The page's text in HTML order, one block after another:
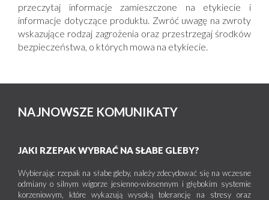
przeczytaj informacje zamieszczone na etykiecie i
informacje dotyczące produktu. Zwróć uwagę na zwroty
wskazujące rodzaj zagrożenia oraz przestrzegaj środków
bezpieczeństwa, o których mowa na etykiecie.
NAJNOWSZE KOMUNIKATY
JAKI RZEPAK WYBRAĆ NA SŁABE GLEBY?
Wybierając rzepak na słabe gleby, należy zdecydować się na wczesne
odmiany o silnym wigorze jesienno-wiosennym i głębokim systemie
korzeniowym, które wykazują wysoką tolerancję na stresy oraz